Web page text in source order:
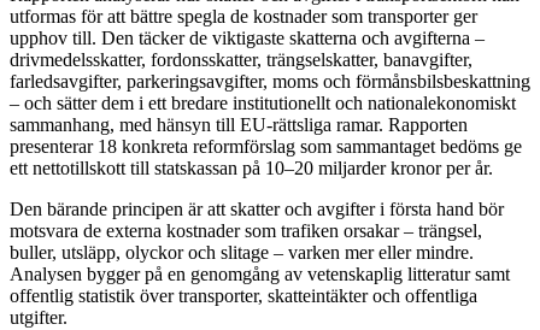
utformas för att bättre spegla de kostnader som transporter ger
upphov till. Den täcker de viktigaste skatterna och avgifterna –
drivmedelsskatter, fordonsskatter, trängselskatter, banavgifter,
farledsavgifter, parkeringsavgifter, moms och förmånsbilsbeskattning
– och sätter dem i ett bredare institutionellt och nationalekonomiskt
sammanhang, med hänsyn till EU-rättsliga ramar. Rapporten
presenterar 18 konkreta reformförslag som sammantaget bedöms ge
ett nettotillskott till statskassan på 10–20 miljarder kronor per år.
Den bärande principen är att skatter och avgifter i första hand bör
motsvara de externa kostnader som trafiken orsakar – trängsel,
buller, utsläpp, olyckor och slitage – varken mer eller mindre.
Analysen bygger på en genomgång av vetenskaplig litteratur samt
offentlig statistik över transporter, skatteintäkter och offentliga
utgifter.